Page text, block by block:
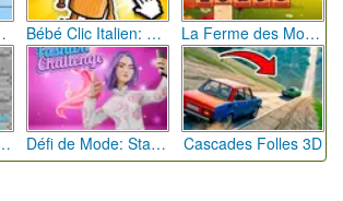
Péril Bébé Clic Italien: La Folie des Petits Bambins La Ferme des Mots - Cultivez votre Vocabulaire
Fusion de Pioches Défi de Mode: Star du Podium Cascades Folles 3D